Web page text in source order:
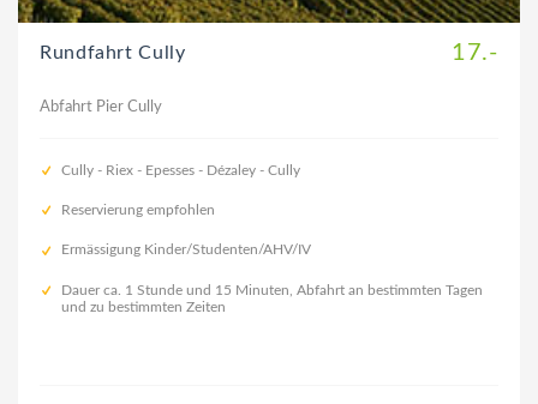
17.-
Rundfahrt Cully
Abfahrt Pier Cully
Cully - Riex - Epesses - Dézaley - Cully
Reservierung empfohlen
Ermässigung Kinder/Studenten/AHV/IV
Dauer ca. 1 Stunde und 15 Minuten, Abfahrt an bestimmten Tagen
und zu bestimmten Zeiten